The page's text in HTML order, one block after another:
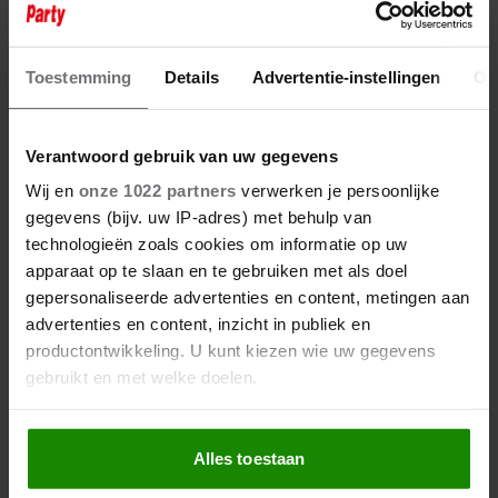
Toestemming Details Advertentie-instellingen
Verantwoord gebruik van uw gegevens
Wij en onze 1022 partners verwerken je persoonlijke
gegevens (bijv. uw IP-adres) met behulp van
technologieën zoals cookies om informatie op uw
apparaat op te slaan en te gebruiken met als doel
gepersonaliseerde advertenties en content, metingen aan
advertenties en content, inzicht in publiek en
productontwikkeling. U kunt kiezen wie uw gegevens
gebruikt en met welke doelen.
Als u het toestaat, willen we ook graag:
Informatie verzamelen over uw geografische
locatie, die tot een paar meter nauwkeurig kan zijn
Alles toestaan
ZIJN IS NIET FIJN’